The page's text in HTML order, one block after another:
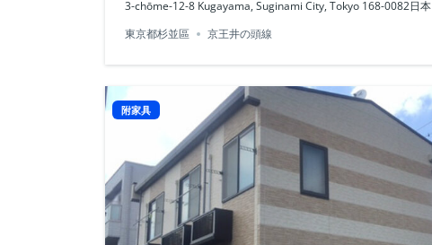
3-chōme-12-8 Kugayama, Suginami City, Tokyo 168-0082日本
東京都杉並區
京王井の頭線
附家具